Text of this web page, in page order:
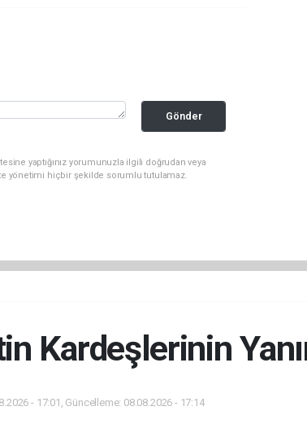
Gönder
yaptığınız yorumunuzla ilgili doğrudan veya
yönetimi hiçbir şekilde sorumlu tutulamaz.
Kardeşlerinin
- 17:01, Güncelleme: 08.08.2026 - 17:14